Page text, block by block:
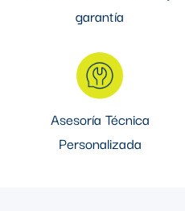
garantía
Asesoría Técnica
Personalizada